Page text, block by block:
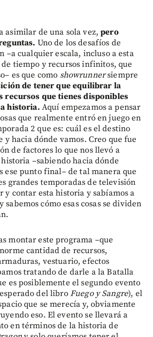
asimilar de una sola vez,pero
Uno de los desafíos de
–a cualquier escala, incluso a esta
de tiempo y recursos infinitos, que
es que como showrunnersiempre
de tener que equilibrar la
recursos que tienes disponibles
historia. Aquí empezamos a pensar
que realmente entró en juego en
2 que es: cuál es el destino
y hacia dónde vamos. Creo que fue
de factores lo que nos llevó a
–sabiendo hacia dónde
ese punto final– de tal manera que
grandes temporadas de televisión
y contar esta historia y sabíamos a
sabemos cómo esas cosas se dividen
montar este programa –que
cantidad de recursos,
vestuario, efectos
tratando de darle a la Batalla
es posiblemente el segundo evento
del libroFuego y Sangre), el
que se merecía y, obviamente
eso. El evento se llevará a
en términos de la historia de